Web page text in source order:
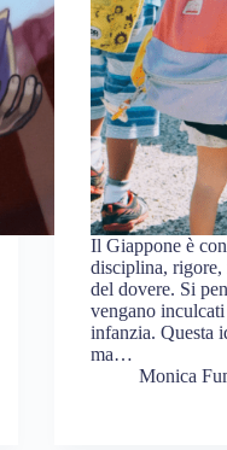
Il Giappone è
disciplina, rigore,
del dovere. Si
vengano
infanzia. Questa
ma…
Monica